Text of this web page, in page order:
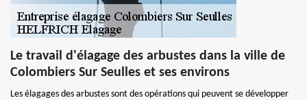
Le travail d'élagage des arbustes dans la ville de
Colombiers Sur Seulles et ses environs
Les élagages des arbustes sont des opérations qui peuvent se développer